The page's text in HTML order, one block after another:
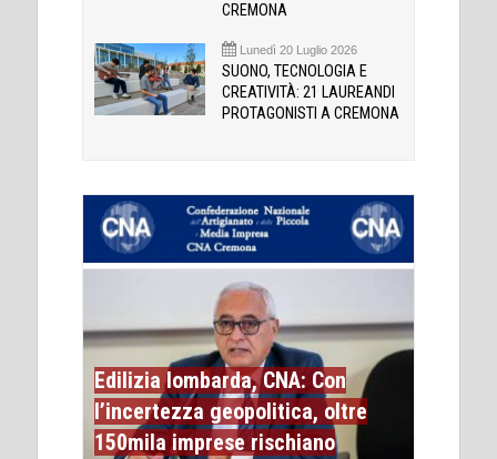
CREMONA
Lunedì 20 Luglio 2026
SUONO, TECNOLOGIA E
CREATIVITÀ: 21 LAUREANDI
PROTAGONISTI A CREMONA
Edilizia lombarda, CNA: Con
l’incertezza geopolitica, oltre
150mila imprese rischiano